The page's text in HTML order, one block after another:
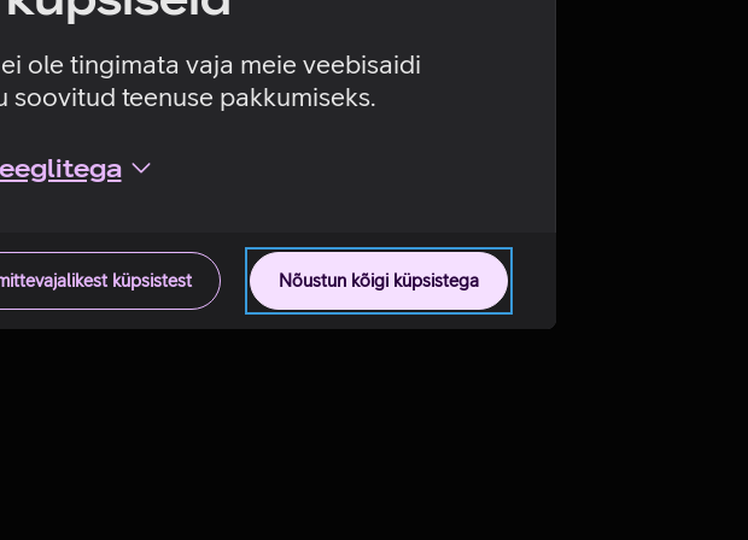
ole tingimata vaja meie veebisaidi
teenuse pakkumiseks.
Nõustun kõigi küpsistega
küpsistest